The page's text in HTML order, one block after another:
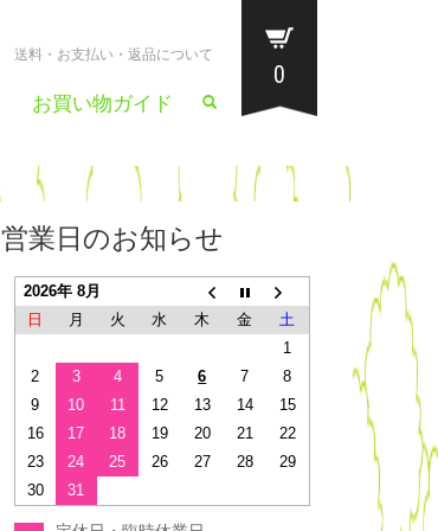
送料・お支払い・返品について
お買い物ガイド
0
営業日のお知らせ
2026年 8月
日
月 火 水 木 金
土
1
2
3 4 5 6 7
8
9
10 11 12 13 14
15
16
17 18 19 20 21
22
23
24 25 26 27 28
29
30
31